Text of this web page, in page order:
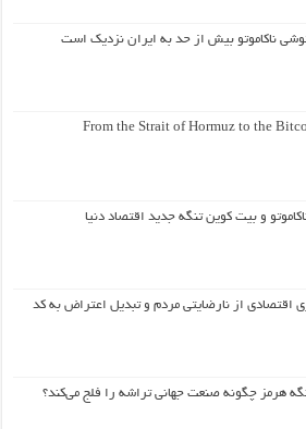
ناکاموتو بیش از حد به ایران نزدیک است
From the Strait of Hormuz to the
و بیت کوین تنگه جدید اقتصاد دنیا
اقتصادی از نارضایتی مردم و تبدیل اعتراض به کد
هرمز چگونه صنعت جهانی تراشه را فلج می‌کند؟